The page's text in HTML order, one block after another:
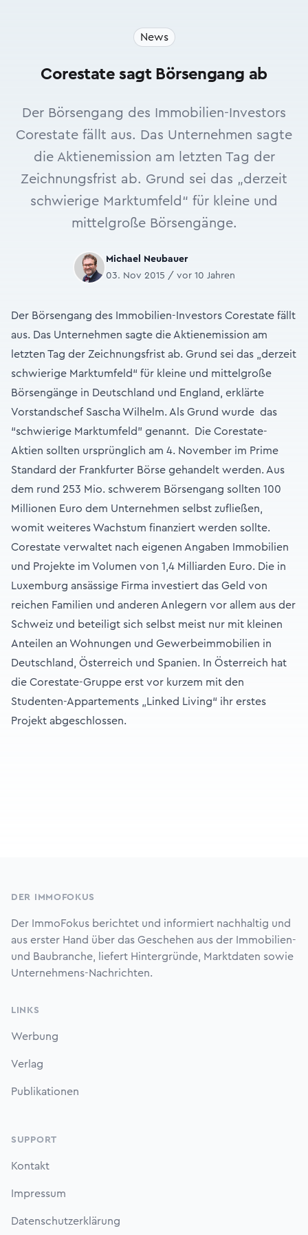
News
Corestate sagt Börsengang ab
Der Börsengang des Immobilien-Investors
Corestate fällt aus. Das Unternehmen sagte
die Aktienemission am letzten Tag der
Zeichnungsfrist ab. Grund sei das „derzeit
schwierige Marktumfeld“ für kleine und
mittelgroße Börsengänge.
Michael Neubauer
03. Nov 2015 / vor 10 Jahren
Der Börsengang des Immobilien-Investors Corestate fällt
aus. Das Unternehmen sagte die Aktienemission am
letzten Tag der Zeichnungsfrist ab. Grund sei das „derzeit
schwierige Marktumfeld“ für kleine und mittelgroße
Börsengänge in Deutschland und England, erklärte
Vorstandschef Sascha Wilhelm. Als Grund wurde das
“schwierige Marktumfeld” genannt. Die Corestate-
Aktien sollten ursprünglich am 4. November im Prime
Standard der Frankfurter Börse gehandelt werden. Aus
dem rund 253 Mio. schwerem Börsengang sollten 100
Millionen Euro dem Unternehmen selbst zufließen,
womit weiteres Wachstum finanziert werden sollte.
Corestate verwaltet nach eigenen Angaben Immobilien
und Projekte im Volumen von 1,4 Milliarden Euro. Die in
Luxemburg ansässige Firma investiert das Geld von
reichen Familien und anderen Anlegern vor allem aus der
Schweiz und beteiligt sich selbst meist nur mit kleinen
Anteilen an Wohnungen und Gewerbeimmobilien in
Deutschland, Österreich und Spanien. In Österreich hat
die Corestate-Gruppe erst vor kurzem mit den
Studenten-Appartements „Linked Living“ ihr erstes
Projekt abgeschlossen.
DER IMMOFOKUS
Der ImmoFokus berichtet und informiert nachhaltig und
aus erster Hand über das Geschehen aus der Immobilien-
und Baubranche, liefert Hintergründe, Marktdaten sowie
Unternehmens-Nachrichten.
LINKS
Werbung
Verlag
Publikationen
SUPPORT
Kontakt
Impressum
Datenschutzerklärung